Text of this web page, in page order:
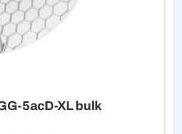
5acD-XL bulk